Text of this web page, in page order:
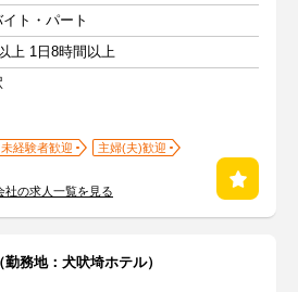
ト・パート
上 1日8時間以上
未経験者歓迎
主婦(夫)歓迎
社の求人一覧を見る
務地：犬吠埼ホテル）